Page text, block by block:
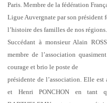
Paris. Membre de la fédération
Ligue Auvergnate parson président
l’histoire des familles de nos régions.
Succédant à monsieur Alain
membre del’association
courage et brio le poste de
présidente de l’association. Elle est
et Henri PONCHON en tant